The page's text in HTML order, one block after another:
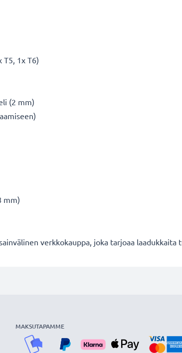
T5, ​​1x T6)
(2 mm)
mm)
verkkokauppa, joka tarjoaa
MAKSUTAPAMME